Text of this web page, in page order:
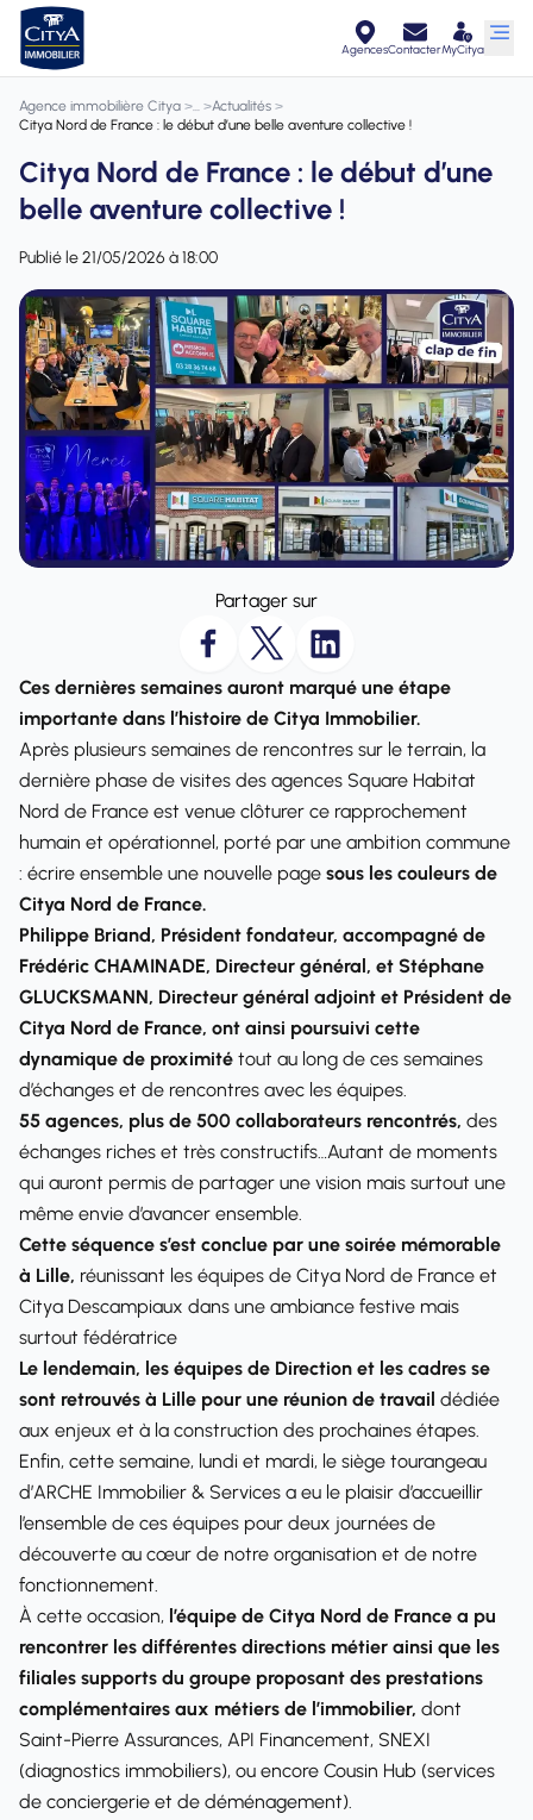
AgencesContacterMyCitya
Agence immobilière Citya > >Actualités >
Citya Nord de France : le début d’une belle aventure collective !
Citya Nord de France : le début d’une
belle aventure collective !
Publié le 21/05/2026 à 18:00
Partager sur
Ces dernières semaines auront marqué une étape
importante dans l’histoire de Citya Immobilier.
Après plusieurs semaines de rencontres sur le terrain, la
dernière phase de visites des agences Square Habitat
Nord de France est venue clôturer ce rapprochement
humain et opérationnel, porté par une ambition commune
: écrire ensemble une nouvelle page sous les couleurs de
Citya Nord de France.
Philippe Briand, Président fondateur, accompagné de
Frédéric CHAMINADE, Directeur général, et Stéphane
GLUCKSMANN, Directeur général adjoint et Président de
Citya Nord de France, ont ainsi poursuivi cette
dynamique de proximité tout au long de ces semaines
d’échanges et de rencontres avec les équipes.
55 agences, plus de 500 collaborateurs rencontrés, des
échanges riches et très constructifs…Autant de moments
qui auront permis de partager une vision mais surtout une
même envie d’avancer ensemble.
Cette séquence s’est conclue par une soirée mémorable
à Lille, réunissant les équipes de Citya Nord de France et
Citya Descampiaux dans une ambiance festive mais
surtout fédératrice
Le lendemain, les équipes de Direction et les cadres se
sont retrouvés à Lille pour une réunion de travail dédiée
aux enjeux et à la construction des prochaines étapes.
Enfin, cette semaine, lundi et mardi, le siège tourangeau
d’ARCHE Immobilier & Services a eu le plaisir d’accueillir
l’ensemble de ces équipes pour deux journées de
découverte au cœur de notre organisation et de notre
fonctionnement.
À cette occasion, l’équipe de Citya Nord de France a pu
rencontrer les différentes directions métier ainsi que les
filiales supports du groupe proposant des prestations
complémentaires aux métiers de l’immobilier, dont
Saint-Pierre Assurances, API Financement, SNEXI
(diagnostics immobiliers), ou encore Cousin Hub (services
de conciergerie et de déménagement).